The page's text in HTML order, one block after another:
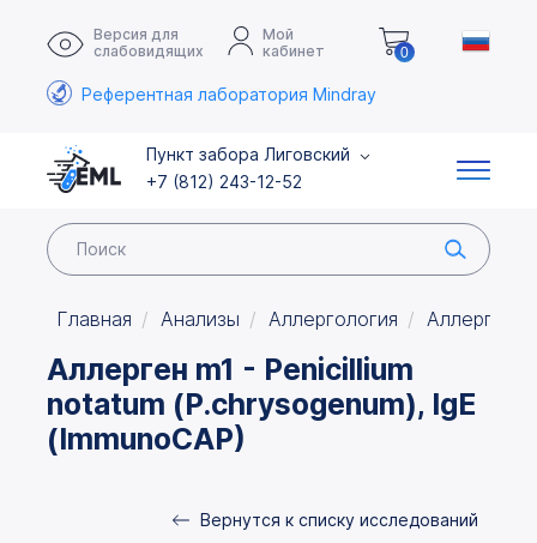
Версия для
слабовидящих
Мой
кабинет
0
Референтная лаборатория Mindray
Пункт забора Лиговский
+7 (812) 243-12-52
Главная Анализы Аллергология Аллергия
Аллерген m1 - Penicillium
notatum (P.chrysogenum), IgE
(ImmunoCAP)
Вернутся к списку исследований